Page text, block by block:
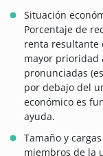
Situación
Porcentaje de
renta resultante
mayor prioridad
pronunciadas
por debajo del
económico es
ayuda.
Tamaño y
miembros de la